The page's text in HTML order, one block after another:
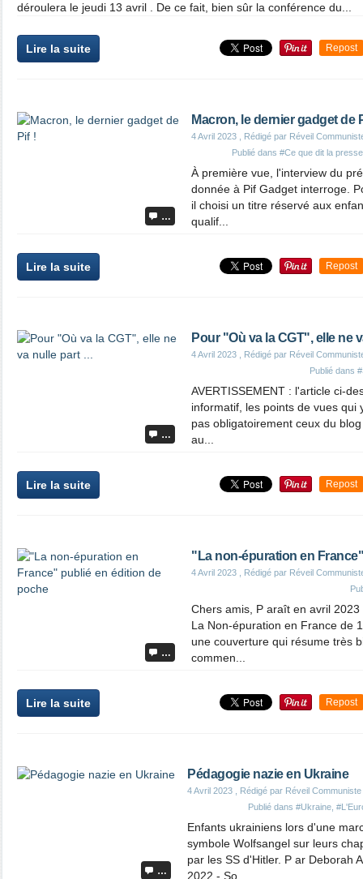
déroulera le jeudi 13 avril . De ce fait, bien sûr la conférence du...
Lire la suite Repost
…
Macron, le dernier gadget de
4 Avril 2023 , Rédigé par Réveil
Publié dans #Ce que dit la presse
À première vue, l'interview du
donnée à Pif Gadget interroge.
il choisi un titre réservé aux
qualif...
Lire la suite Repost
…
Pour "Où va la CGT", elle ne
4 Avril 2023 , Rédigé par Réveil
Publié dans
AVERTISSEMENT : l'article ci-
informatif, les points de vues qui
pas obligatoirement ceux du
au...
Lire la suite Repost
…
"La non-épuration en
4 Avril 2023 , Rédigé par Réveil
Chers amis, P araît en avril
La Non-épuration en France de
une couverture qui résume très
commen...
Lire la suite Repost
…
Pédagogie nazie en Ukraine
4 Avril 2023 , Rédigé par Réveil Communiste
Publié dans #Ukraine
Enfants ukrainiens lors d'une
symbole Wolfsangel sur leurs
par les SS d'Hitler. P ar Deborah
2022 - So...